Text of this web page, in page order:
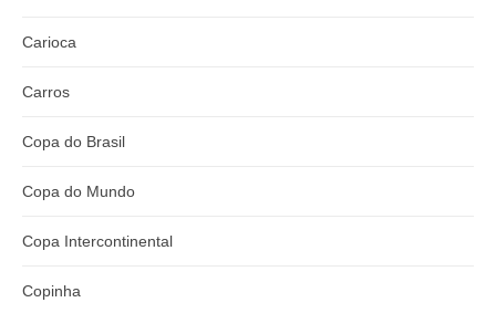
Carioca
Carros
Copa do Brasil
Copa do Mundo
Copa Intercontinental
Copinha